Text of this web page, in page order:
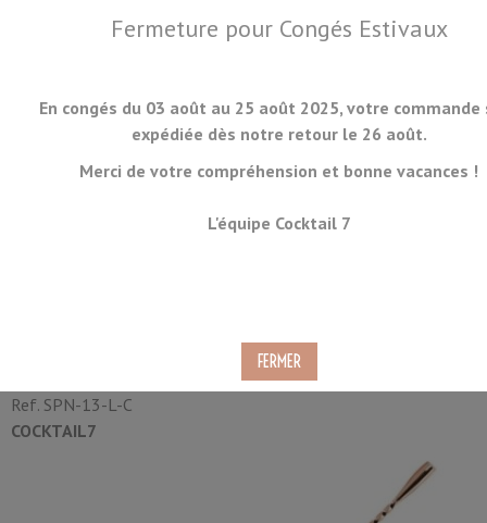
MENU
Fermeture pour Congés Estivaux
En congés du 03 août au 25 août 2025, votre commande
expédiée dès notre retour le 26 août.
Merci de votre compréhension et bonne vacances !
L'équipe Cocktail 7
Ref. SPN-13-L-C
COCKTAIL7